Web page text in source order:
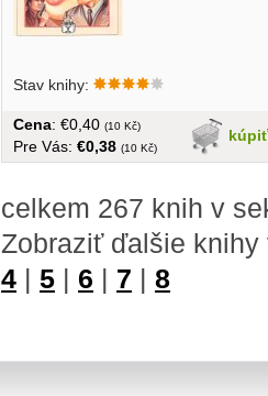
Stav knihy:
kúpiť
Cena: €0,40 (10 Kč)
Pre Vás: €0,38 (10 Kč)
celkem 267 knih v
Zobraziť ďalšie
4 | 5 | 6 | 7 | 8